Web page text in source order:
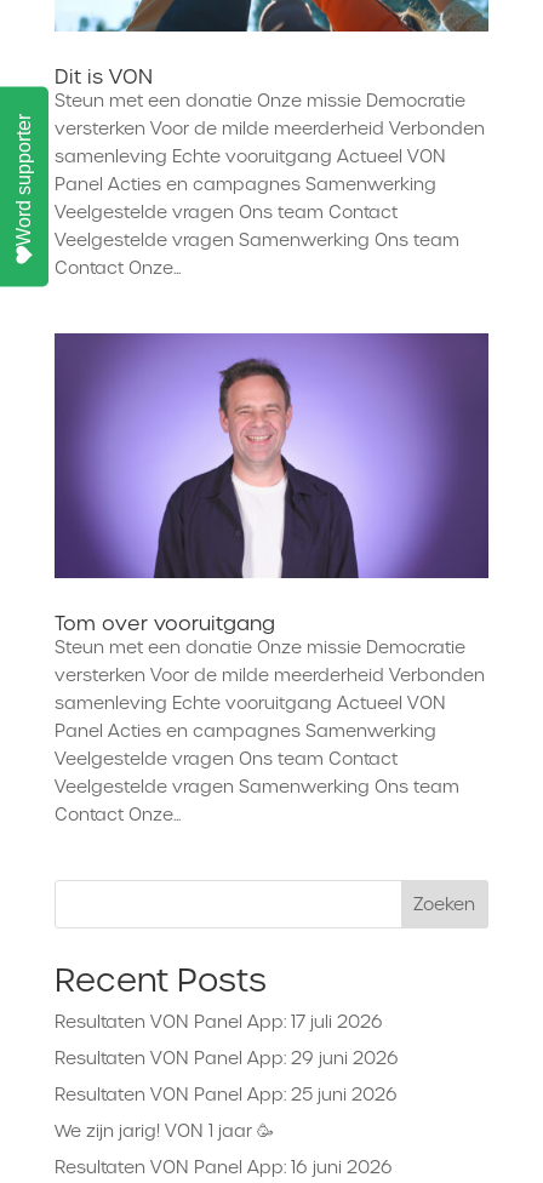
Dit is VON
Steun met een donatie Onze missie Democratie
versterken Voor de milde meerderheid Verbonden
samenleving Echte vooruitgang Actueel VON
Panel Acties en campagnes Samenwerking
Veelgestelde vragen Ons team Contact
Veelgestelde vragen Samenwerking Ons team
Contact Onze...
Tom over vooruitgang
Steun met een donatie Onze missie Democratie
versterken Voor de milde meerderheid Verbonden
samenleving Echte vooruitgang Actueel VON
Panel Acties en campagnes Samenwerking
Veelgestelde vragen Ons team Contact
Veelgestelde vragen Samenwerking Ons team
Contact Onze...
Zoeken
Recent Posts
Resultaten VON Panel App: 17 juli 2026
Resultaten VON Panel App: 29 juni 2026
Resultaten VON Panel App: 25 juni 2026
We zijn jarig! VON 1 jaar 🥳
Resultaten VON Panel App: 16 juni 2026
Word supporter